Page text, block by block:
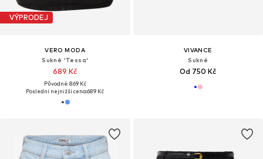
VÝPRODEJ
VERO MODA
Sukně 'Tessa'
689 Kč
Původně: 869 Kč
Poslední nejnižší cena:689 Kč
VIVANCE
Sukně
Od 750 Kč